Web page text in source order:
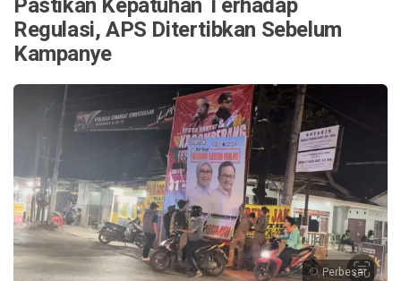
Regulasi, APS Ditertibkan Sebelum
Kampanye
Perbesar